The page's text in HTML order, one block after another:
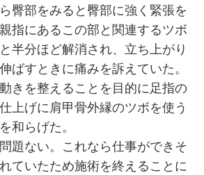
臀部をみると臀部に強く緊張を
指にあるこの部と関連するツボ
半分ほど解消され、立ち上がり
ばすときに痛みを訴えていた。
きを整えることを目的に足指の
上げに肩甲骨外縁のツボを使う
和らげた。
題ない。これなら仕事ができそ
ていたため施術を終えることに